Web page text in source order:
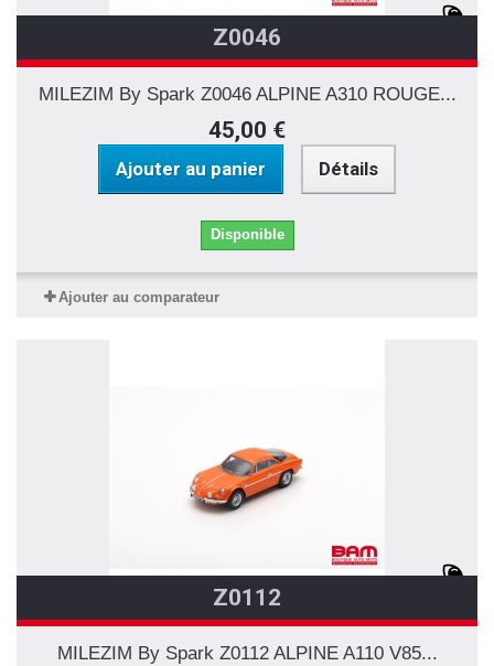
Z0046
MILEZIM By Spark Z0046 ALPINE A310 ROUGE...
45,00 €
Ajouter au panier Détails
Disponible
Ajouter au comparateur
Z0112
MILEZIM By Spark Z0112 ALPINE A110 V85...